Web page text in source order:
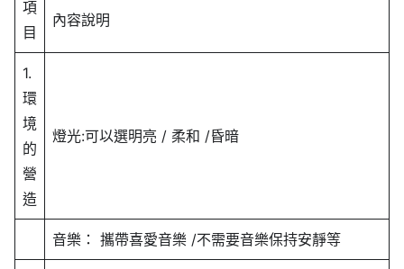
項
目
內容說明
1.
環
境
的
營
造
燈光:可以選明亮 / 柔和 /昏暗
音樂： 攜帶喜愛音樂 /不需要音樂保持安靜等